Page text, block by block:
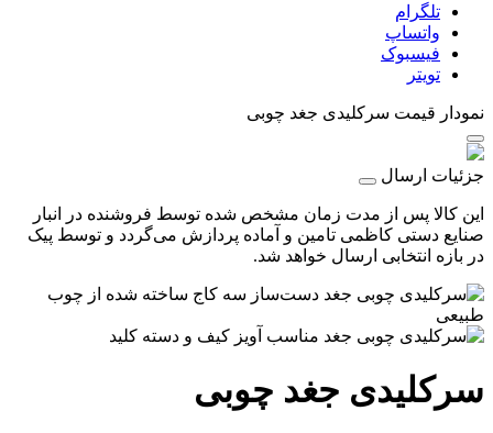
تلگرام
واتساپ
فیسبوک
تویتر
نمودار قیمت سرکلیدی جغد چوبی
جزئیات ارسال
این کالا پس از مدت زمان مشخص شده توسط فروشنده در انبار
صنایع دستی کاظمی تامین و آماده پردازش می‌گردد و توسط پیک
در بازه انتخابی ارسال خواهد شد.
سرکلیدی جغد چوبی